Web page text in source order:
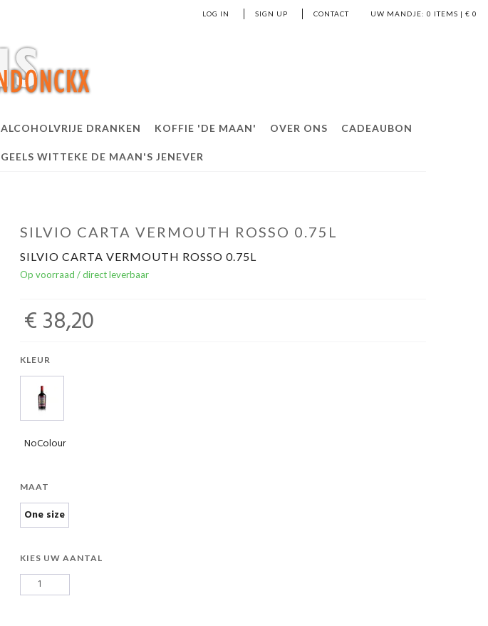
UW MANDJE: 0 ITEMS | € 0
LOG IN SIGN UP CONTACT
ALCOHOLVRIJE DRANKEN KOFFIE 'DE MAAN' OVER ONS CADEAUBON
GEELS WITTEKE DE MAAN'S JENEVER
SILVIO CARTA VERMOUTH ROSSO 0.75L
SILVIO CARTA VERMOUTH ROSSO 0.75L
Op voorraad / direct leverbaar
€ 38,20
KLEUR
NoColour
MAAT
One size
KIES UW AANTAL